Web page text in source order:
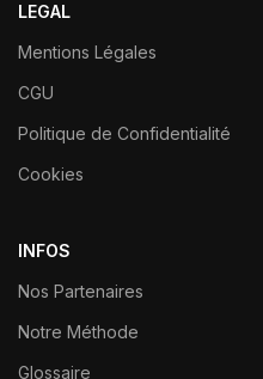
LEGAL
Mentions Légales
CGU
Politique de Confidentialité
Cookies
INFOS
Nos Partenaires
Notre Méthode
Glossaire